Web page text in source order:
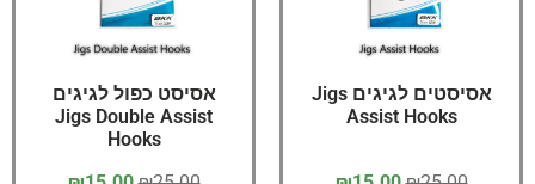
אסיסטים לגיגים Jigs
Assist Hooks
אסיסט כפול לגיגים
Jigs Double Assist
Hooks